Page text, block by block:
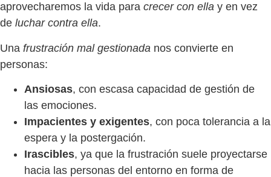
aprovecharemos la vida para crecer con ella y en vez
de luchar contra ella.
Una frustración mal gestionada nos convierte en
personas:
Ansiosas, con escasa capacidad de gestión de
las emociones.
Impacientes y exigentes, con poca tolerancia a la
espera y la postergación.
Irascibles, ya que la frustración suele proyectarse
hacia las personas del entorno en forma de